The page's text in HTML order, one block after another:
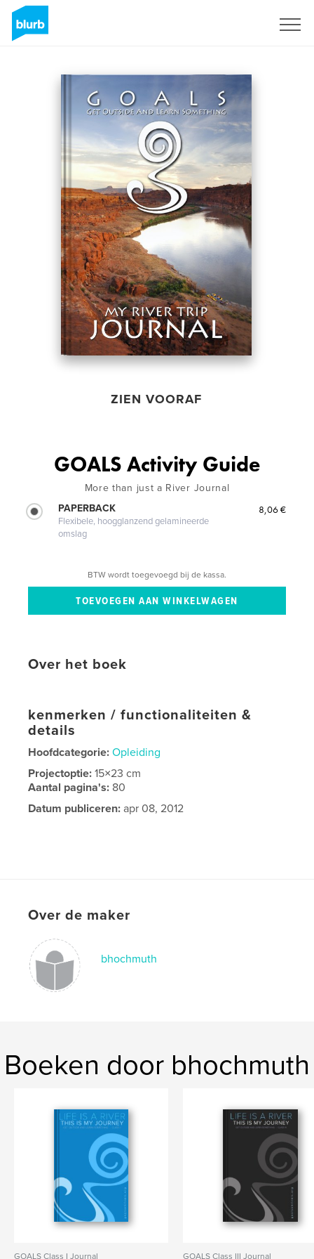
ZIEN VOORAF
GOALS Activity Guide
More than just a River Journal
PAPERBACK
Flexibele, hoogglanzend gelamineerde
omslag
8,06 €
BTW wordt toegevoegd bij de kassa.
Over het boek
kenmerken / functionaliteiten &
details
Hoofdcategorie: Opleiding
Projectoptie:15×23 cm
Aantal pagina's: 80
Datum publiceren: apr 08, 2012
Over de maker
bhochmuth
Boeken door bhochmuth
GOALS Class I Journal GOALS Class III Journal